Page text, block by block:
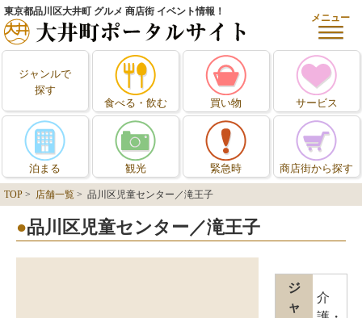
東京都品川区大井町 グルメ 商店街 イベント情報！
メニュー
ジャンルで
探す
食べる・飲む
買い物 サービス
泊まる 観光 緊急時 商店街から探す
TOP > 店舗一覧 > 品川区児童センター／滝王子
品川区児童センター／滝王子
ジ
ャ
介